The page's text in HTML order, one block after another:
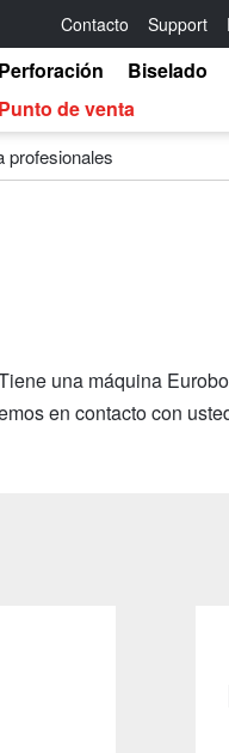
Contacto Support
Perforación Biselado
Punto de venta
profesionales
una máquina
en contacto con